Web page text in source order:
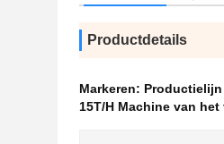
Productdetails
Markeren:
15T/H Machine van